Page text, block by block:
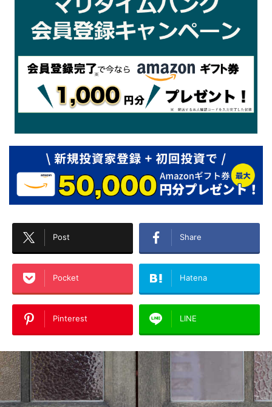
Post Share
Pocket Hatena
Pinterest LINE